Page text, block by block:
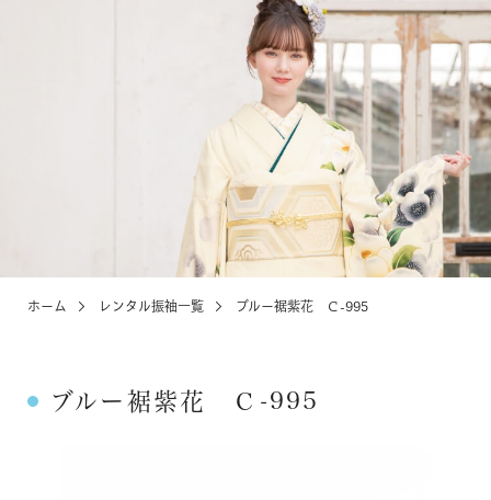
卒業袴レンタル
七五三・
にぶんのいち成人式
フォトウェディング
KIDS
ABOUT
ホーム レンタル振袖一覧 ブルー裾紫花 Ｃ-995
ブルー裾紫花 Ｃ-995